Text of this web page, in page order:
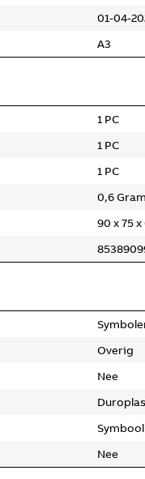
01-04-
A3
1 PC
1 PC
1 PC
0,6 Gram
90 x 75
Overig
Nee
Nee